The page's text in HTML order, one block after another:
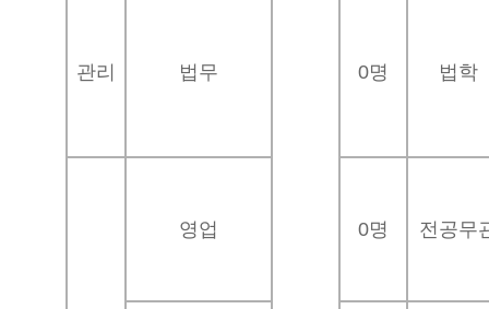
관리 법무 0명 법학
영업 0명 전공무